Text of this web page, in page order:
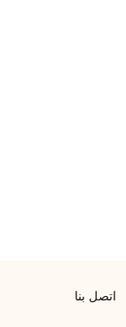
اتصل بنا